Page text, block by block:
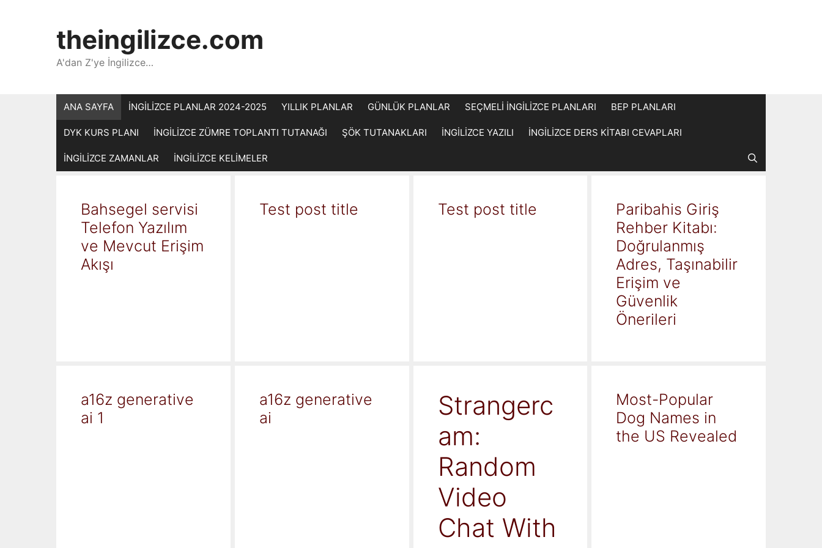
theingilizce.com
A'dan Z'ye İngilizce…
ANA SAYFA İNGİLİZCE PLANLAR 2024-2025 YILLIK PLANLAR GÜNLÜK PLANLAR SEÇMELİ İNGİLİZCE PLANLARI BEP PLANLARI
DYK KURS PLANI İNGİLİZCE ZÜMRE TOPLANTI TUTANAĞI ŞÖK TUTANAKLARI İNGİLİZCE YAZILI İNGİLİZCE DERS KİTABI CEVAPLARI
İNGİLİZCE ZAMANLAR İNGİLİZCE KELİMELER
Bahsegel servisi
Telefon Yazılım
ve Mevcut Erişim
Akışı
Test post title Test post title
Paribahis Giriş
Rehber Kitabı:
Doğrulanmış
Adres, Taşınabilir
Erişim ve
Güvenlik
Önerileri
a16z generative
ai 1
a16z generative
ai
Strangerc
am:
Random
Video
Chat With
Most-Popular
Dog Names in
the US Revealed